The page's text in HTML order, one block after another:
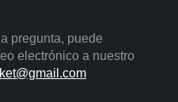
pregunta, puede
electrónico a nuestro